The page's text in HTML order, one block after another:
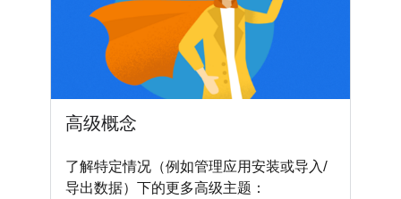
高级概念
了解特定情况（例如管理应用安装或导入/
导出数据）下的更多高级主题：